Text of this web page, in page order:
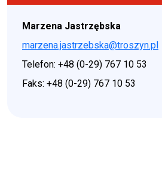
Marzena Jastrzębska
marzena.jastrzebska@troszyn.pl
Telefon: +48 (0-29) 767 10 53
Faks: +48 (0-29) 767 10 53